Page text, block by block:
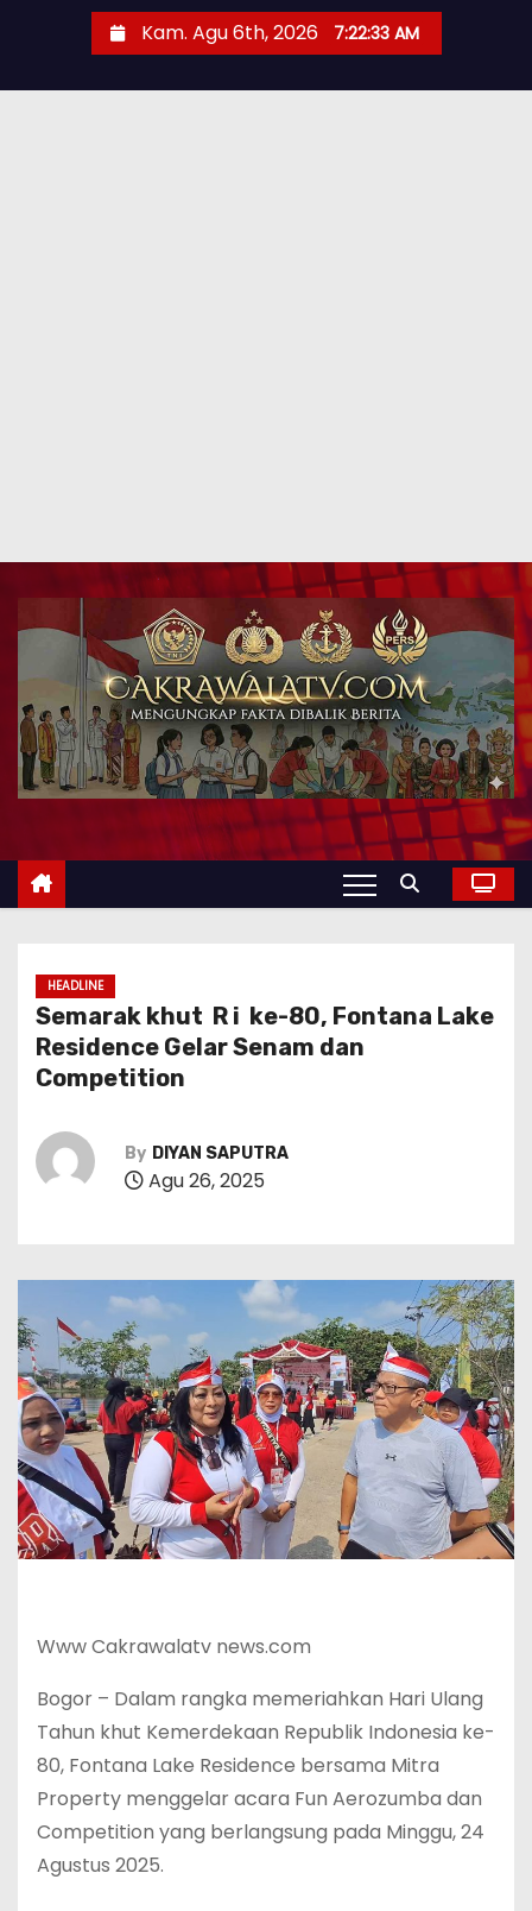
Kam. Agu 6th, 2026 7:22:34 AM
HEADLINE
Semarak khut R i ke-80, Fontana Lake
Residence Gelar Senam dan
Competition ‎
By DIYAN SAPUTRA
Agu 26, 2025
‎Www Cakrawalatv news.com
‎Bogor – Dalam rangka memeriahkan Hari Ulang
Tahun khut Kemerdekaan Republik Indonesia ke-
80, Fontana Lake Residence bersama Mitra
Property menggelar acara Fun Aerozumba dan
Competition yang berlangsung pada Minggu, 24
Agustus 2025.